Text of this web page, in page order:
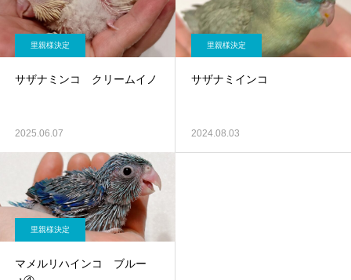
里親様決定
サザナミンコ クリームイノ
2025.06.07
里親様決定
サザナミインコ
2024.08.03
里親様決定
マメルリハインコ ブルー